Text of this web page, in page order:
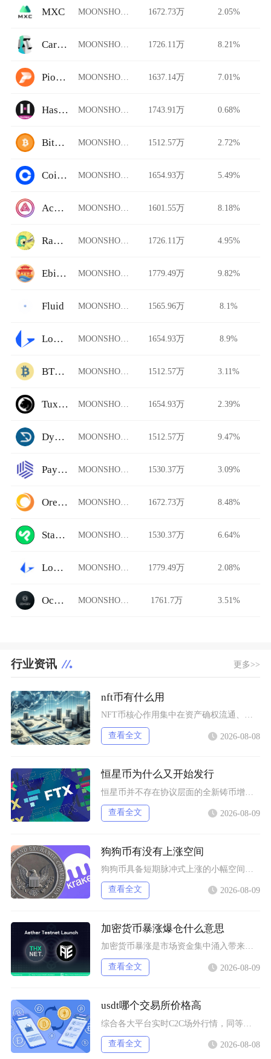
MXC MOONSHOT/USDT 1672.73万 2.05%
Carbon DeFi MOONSHOT/USDT 1726.11万 8.21%
Pionex MOONSHOT/USDT 1637.14万 7.01%
HashKey Global MOONSHOT/USDT 1743.91万 0.68%
BitFlip MOONSHOT/USDT 1512.57万 2.72%
Coinbase Pro MOONSHOT/USDT 1654.93万 5.49%
Acala Swap MOONSHOT/USDT 1601.55万 8.18%
Rawr Trade MOONSHOT/USDT 1726.11万 4.95%
Ebisu's Bay MOONSHOT/USDT 1779.49万 9.82%
Fluid MOONSHOT/USDT 1565.96万 8.1%
Loopring MOONSHOT/USDT 1654.93万 8.9%
BTCTradeUA MOONSHOT/USDT 1512.57万 3.11%
TuxExchange MOONSHOT/USDT 1654.93万 2.39%
Dystopia MOONSHOT/USDT 1512.57万 9.47%
Paymium MOONSHOT/USDT 1530.37万 3.09%
Ore.Bz MOONSHOT/USDT 1672.73万 8.48%
StarkDefi MOONSHOT/USDT 1530.37万 6.64%
Loopring AMM MOONSHOT/USDT 1779.49万 2.08%
Ocnex MOONSHOT/USDT 1761.7万 3.51%
行业资讯 更多>>
nft币有什么用
NFT币核心作用集中在资产确权流通、生态权益兑现、金融抵押套利、身份凭证认证四大方向，既是
查看全文 2026-08-08
恒星币为什么又开始发行
查看全文 2026-08-09
狗狗币有没有上涨空间
查看全文 2026-08-09
加密货币暴涨爆仓什么意思
加密货币暴涨是市场资金集中涌入带来的标的价格短时间快速拉升，爆仓仅发生在带杠杆的合约交易场
查看全文 2026-08-09
usdt哪个交易所价格高
查看全文 2026-08-08